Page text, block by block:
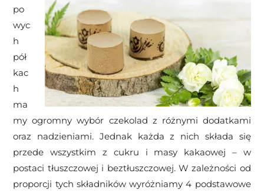
po
wyc
h
pół
kac
h
ma
my ogromny wybór czekolad z różnymi dodatkami
oraz nadzieniami. Jednak każda z nich składa się
przede wszystkim z cukru i masy kakaowej – w
postaci tłuszczowej i beztłuszczowej. W zależności od
proporcji tych składników wyróżniamy 4 podstawowe